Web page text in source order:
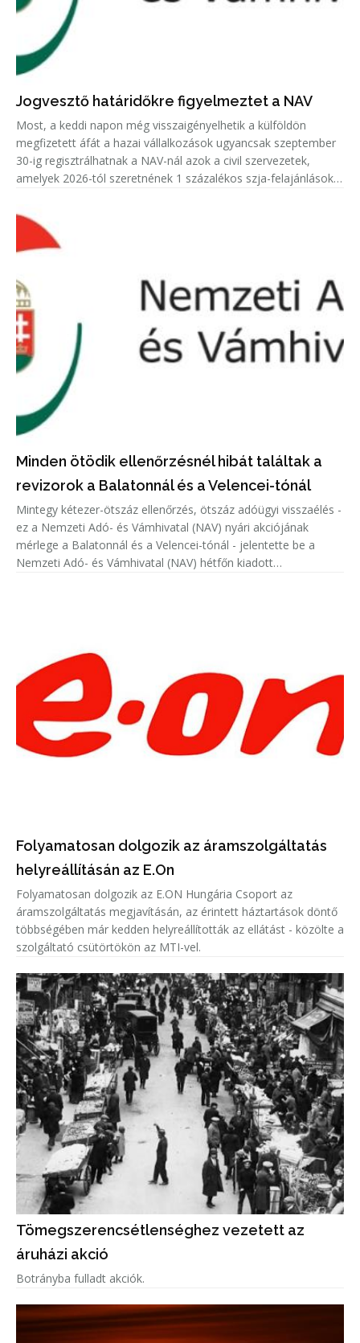
Jogvesztő határidőkre figyelmeztet a NAV
Most, a keddi napon még visszaigényelhetik a külföldön
megfizetett áfát a hazai vállalkozások ugyancsak szeptember
30-ig regisztrálhatnak a NAV-nál azok a civil szervezetek,
amelyek 2026-tól szeretnének 1 százalékos szja-felajánlásokat
Minden ötödik ellenőrzésnél hibát találtak a
revizorok a Balatonnál és a Velencei-tónál
Mintegy kétezer-ötszáz ellenőrzés, ötszáz adóügyi visszaélés -
ez a Nemzeti Adó- és Vámhivatal (NAV) nyári akciójának
mérlege a Balatonnál és a Velencei-tónál - jelentette be a
Nemzeti Adó- és Vámhivatal (NAV) hétfőn kiadott
Folyamatosan dolgozik az áramszolgáltatás
helyreállításán az E.On
Folyamatosan dolgozik az E.ON Hungária Csoport az
áramszolgáltatás megjavításán, az érintett háztartások döntő
többségében már kedden helyreállították az ellátást - közölte a
szolgáltató csütörtökön az MTI-vel.
Tömegszerencsétlenséghez vezetett az
áruházi akció
Botrányba fulladt akciók.